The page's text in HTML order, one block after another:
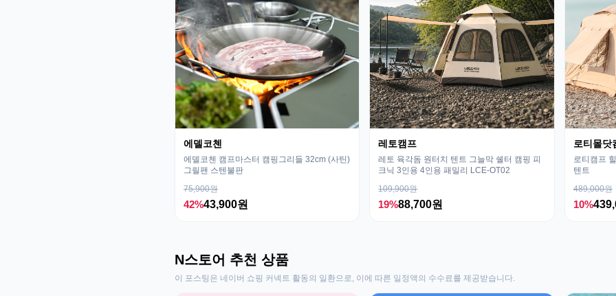
에델코첸
에델코첸 캠프마스터 캠핑그리들 32cm (사틴)
그릴팬 스텐불판
75,900원
42%43,900원
레토캠프
레토 육각돔 원터치 텐트 그늘막 쉘터 캠핑 피
크닉 3인용 4인용 패밀리 LCE-OT02
109,900원
19%88,700원
로티몰닷
로티캠프
텐트
489,000원
10%
N스토어 추천 상품
이 포스팅은 네이버 쇼핑 커넥트 활동의 일환으로, 이에 따른 일정액의 수수료를 제공받습니다.